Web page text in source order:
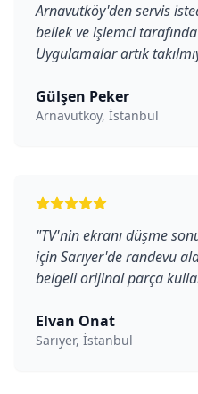
Arnavutköy'den servis
bellek ve işlemci tarafında
Uygulamalar artık
Gülşen Peker
Arnavutköy, İstanbul
"TV'nin ekranı düşme
için Sarıyer'de randevu
belgeli orijinal parça
Elvan Onat
Sarıyer, İstanbul